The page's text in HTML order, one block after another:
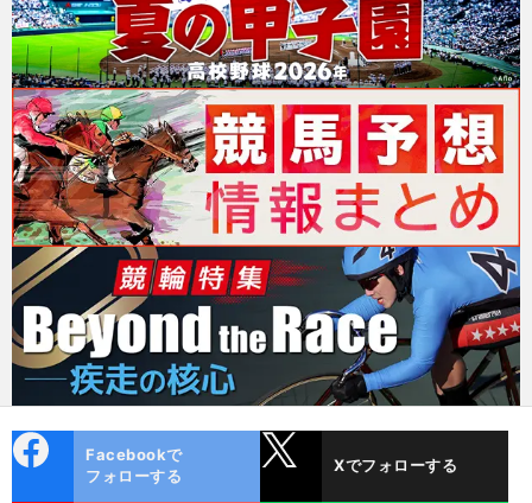
ok
Facebookで
フォローする
Xでフォローする